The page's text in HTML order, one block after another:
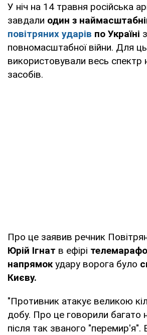
У ніч на 14 травня російська
завдали один з
повітряних ударів по Україні
повномасштабної війни. Для
використовували весь спектр
засобів.
Про це заявив речник
Юрій Ігнат в ефірі
напрямокудару ворога було
Києву.
"Противник атакує великою
добу. Про це говорили багато
після так званого "перемир'я".